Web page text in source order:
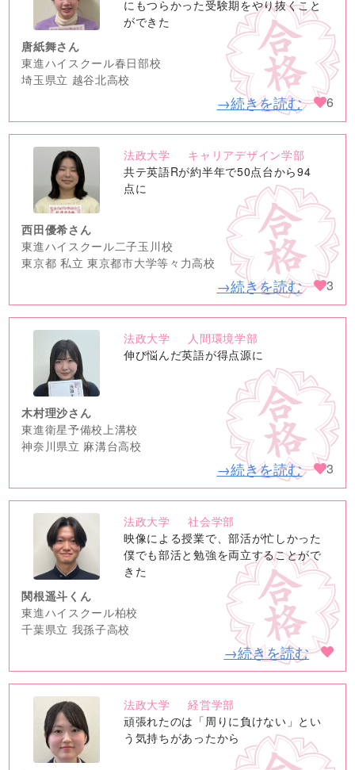
image
にもつらかった受験期をやり抜くこと
ができた
唐紙舞さん
東進ハイスクール春日部校
埼玉県立 越谷北高校
→続きを読む 6
no
image
法政大学
キャリアデザイン学部
共テ英語Rが約半年で50点台から94
点に
西田優希さん
東進ハイスクール二子玉川校
東京都 私立 東京都市大学等々力高校
→続きを読む 3
no
image
法政大学
人間環境学部
伸び悩んだ英語が得点源に
木村理沙さん
東進衛星予備校上溝校
神奈川県立 麻溝台高校
→続きを読む 3
no
image
法政大学
社会学部
映像による授業で、部活が忙しかった
僕でも部活と勉強を両立することがで
きた
関根遥斗くん
東進ハイスクール柏校
千葉県立 我孫子高校
→続きを読む
no
image
法政大学
経営学部
頑張れたのは「周りに負けない」とい
う気持ちがあったから